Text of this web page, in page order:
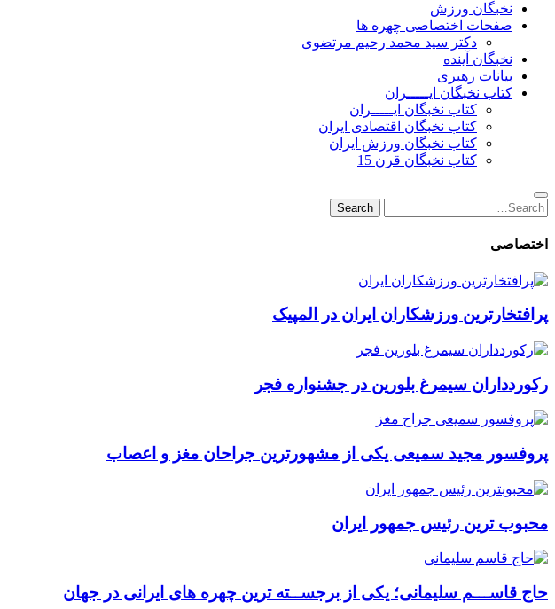
نخبگان ورزش
صفحات اختصاصی چهره ها
دکتر سید محمد رحیم مرتضوی
نخبگان آینده
بیانات رهبری
کتاب نخبگان ایـــــران
کتاب نخبگان ایـــــران
کتاب نخبگان اقتصادی ایران
کتاب نخبگان ورزش ایران
کتاب نخبگان قرن 15
Search
for:
Search
اختصاصی
پرافتخارترین ورزشکاران ایران در المپیک
رکوردداران سیمرغ بلورین در جشنواره فجر
پروفسور مجید سمیعی یکی از مشهورترین جراحان مغز و اعصاب
محبوب ترین رئیس جمهور ایران
حاج قاســـم سلیمانی؛ یکی از برجســته ترین چهره های ایرانی در جهان